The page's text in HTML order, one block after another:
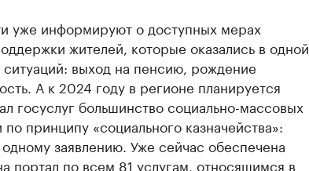
уже информируют о доступных мерах
жителей, которые оказались в одной
выход на пенсию, рождение
А к 2024 году в регионе планируется
госуслуг большинство социально-массовых
принципу «социального казначейства»:
заявлению. Уже сейчас обеспечена
портал по всем 81 услугам, относящимся в